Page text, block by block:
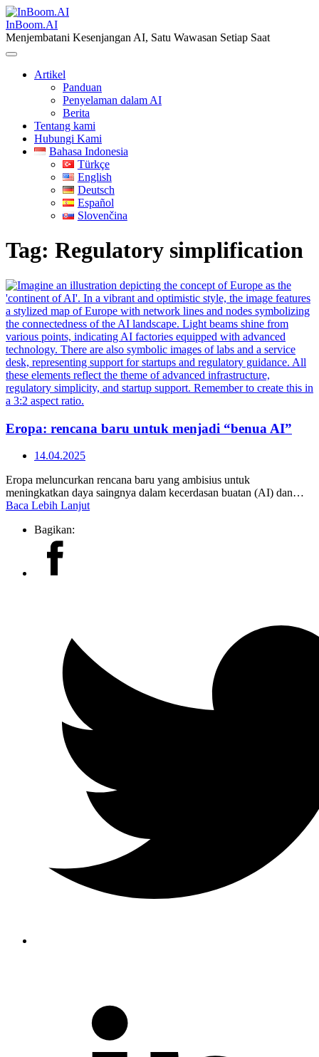
Skip
to
content
InBoom.AI
Menjembatani Kesenjangan AI, Satu Wawasan Setiap Saat
Artikel
Panduan
Penyelaman dalam AI
Berita
Tentang kami
Hubungi Kami
Bahasa Indonesia
Türkçe
English
Deutsch
Español
Slovenčina
Tag: Regulatory simplification
Eropa: rencana baru untuk menjadi “benua AI”
14.04.2025
Eropa meluncurkan rencana baru yang ambisius untuk
meningkatkan daya saingnya dalam kecerdasan buatan (AI) dan…
Baca Lebih Lanjut
Bagikan: